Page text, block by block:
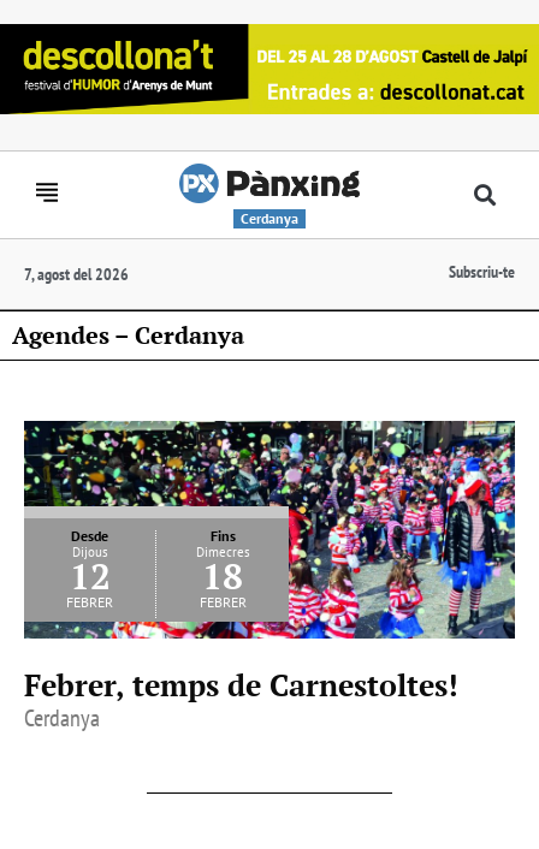
Cerdanya
7, agost del 2026 Subscriu-te
Agendes – Cerdanya
Desde
Dijous
12
febrer
Fins
Dimecres
18
febrer
Febrer, temps de Carnestoltes!
Cerdanya